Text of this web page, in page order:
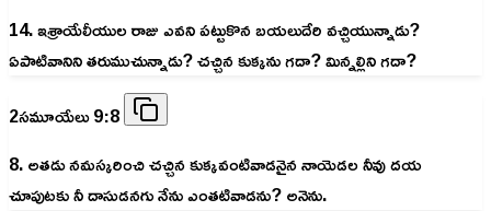
14. ఇశ్రాయేలీయుల రాజు ఎవని పట్టుకొన బయలుదేరి వచ్చియున్నాడు?
ఏపాటివానిని తరుముచున్నాడు? చచ్చిన కుక్కను గదా? మిన్నల్లిని గదా?
2సమూయేలు 9:8
8. అతడు నమస్కరించి చచ్చిన కుక్కవంటివాడనైన నాయెడల నీవు దయ
చూపుటకు నీ దాసుడనగు నేను ఎంతటివాడను? అనెను.